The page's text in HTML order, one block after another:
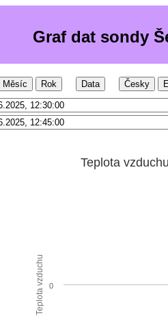
Graf dat sondy
Měsíc Rok Data Česky
Teplota vzduchu
Teplota
0